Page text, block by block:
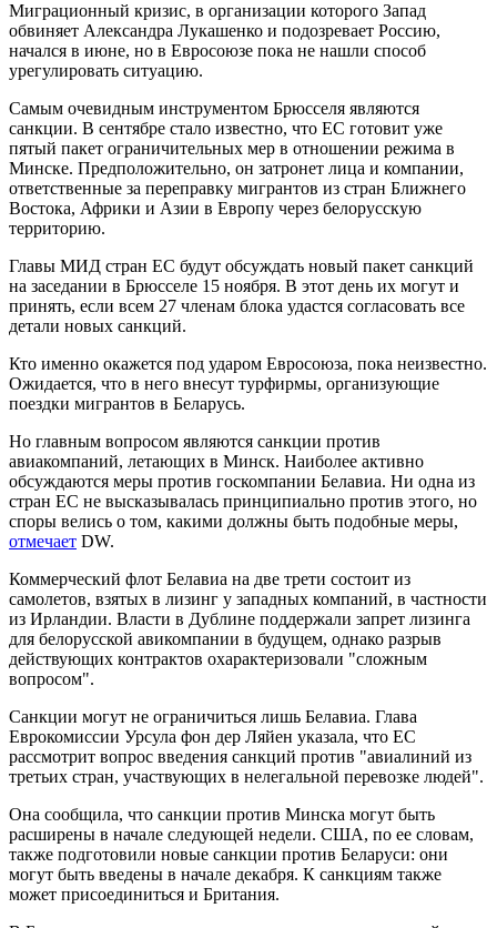
Миграционный кризис, в организации которого Запад
обвиняет Александра Лукашенко и подозревает Россию,
начался в июне, но в Евросоюзе пока не нашли способ
урегулировать ситуацию.
Самым очевидным инструментом Брюсселя являются
санкции. В сентябре стало известно, что ЕС готовит уже
пятый пакет ограничительных мер в отношении режима в
Минске. Предположительно, он затронет лица и компании,
ответственные за переправку мигрантов из стран Ближнего
Востока, Африки и Азии в Европу через белорусскую
территорию.
Главы МИД стран ЕС будут обсуждать новый пакет санкций
на заседании в Брюсселе 15 ноября. В этот день их могут и
принять, если всем 27 членам блока удастся согласовать все
детали новых санкций.
Кто именно окажется под ударом Евросоюза, пока неизвестно.
Ожидается, что в него внесут турфирмы, организующие
поездки мигрантов в Беларусь.
Но главным вопросом являются санкции против
авиакомпаний, летающих в Минск. Наиболее активно
обсуждаются меры против госкомпании Белавиа. Ни одна из
стран ЕС не высказывалась принципиально против этого, но
споры велись о том, какими должны быть подобные меры,
отмечает DW.
Коммерческий флот Белавиа на две трети состоит из
самолетов, взятых в лизинг у западных компаний, в частности
из Ирландии. Власти в Дублине поддержали запрет лизинга
для белорусской авикомпании в будущем, однако разрыв
действующих контрактов охарактеризовали "сложным
вопросом".
Санкции могут не ограничиться лишь Белавиа. Глава
Еврокомиссии Урсула фон дер Ляйен указала, что ЕС
рассмотрит вопрос введения санкций против "авиалиний из
третьих стран, участвующих в нелегальной перевозке людей".
Она сообщила, что санкции против Минска могут быть
расширены в начале следующей недели. США, по ее словам,
также подготовили новые санкции против Беларуси: они
могут быть введены в начале декабря. К санкциям также
может присоединиться и Британия.